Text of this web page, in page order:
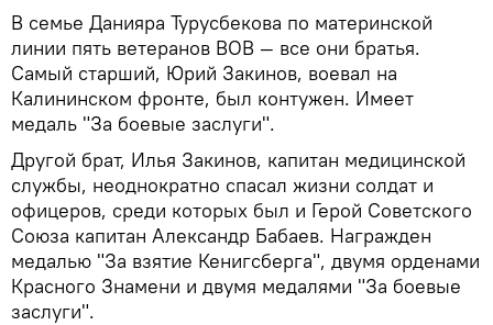
В семье Данияра Турусбекова по материнской
линии пять ветеранов ВОВ — все они братья.
Самый старший, Юрий Закинов, воевал на
Калининском фронте, был контужен. Имеет
медаль "За боевые заслуги".
Другой брат, Илья Закинов, капитан медицинской
службы, неоднократно спасал жизни солдат и
офицеров, среди которых был и Герой Советского
Союза капитан Александр Бабаев. Награжден
медалью "За взятие Кенигсберга", двумя орденами
Красного Знамени и двумя медалями "За боевые
заслуги".